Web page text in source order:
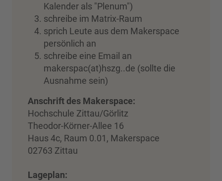
Kalender als "Plenum")
schreibe im Matrix-Raum
sprich Leute aus dem Makerspace
persönlich an
schreibe eine Email an
makerspac(at)hszg..de (sollte die
Ausnahme sein)
Anschrift des Makerspace:
Hochschule Zittau/Görlitz
Theodor-Körner-Allee 16
Haus 4c, Raum 0.01, Makerspace
02763 Zittau
Lageplan: